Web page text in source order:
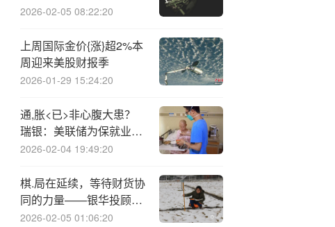
美国5月工厂订单反弹 伊
约
2026-02-05 08:22:20
上周国际金价{涨}超2%本
周迎来美股财报季
2026-01-29 15:24:20
通,胀<已>非心腹大患？
瑞银：美联储为保就业将
开启“四连降”
2026-02-04 19:49:20
棋.局在延续，等待财货协
同的力量——银华投顾每
日观点2025.8.15
2026-02-05 01:06:20